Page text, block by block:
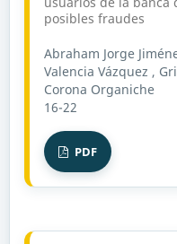
posibles fraudes
Abraham Jorge
Valencia Vázquez ,
Corona Organiche
16-22
PDF